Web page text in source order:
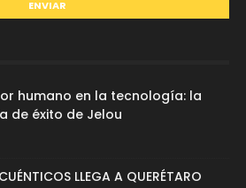
humano en la tecnología: la
de éxito de Jelou
LLEGA A QUERÉTARO